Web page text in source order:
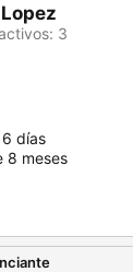
3
días
8 meses